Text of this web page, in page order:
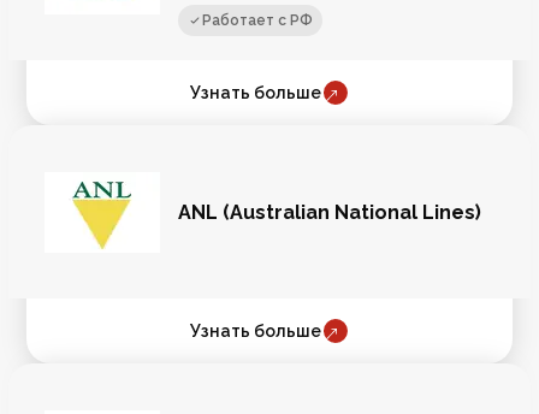
Работает с РФ
Узнать больше
ANL (Australian National Lines)
Узнать больше